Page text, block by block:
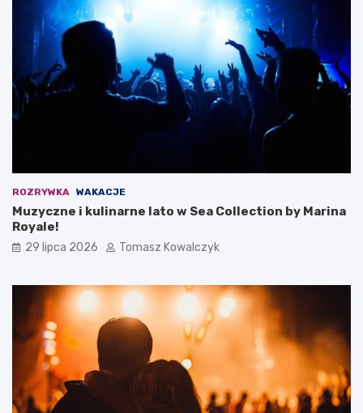
ROZRYWKA WAKACJE
Muzyczne i kulinarne lato w Sea Collection by Marina
Royale!
29 lipca 2026 Tomasz Kowalczyk